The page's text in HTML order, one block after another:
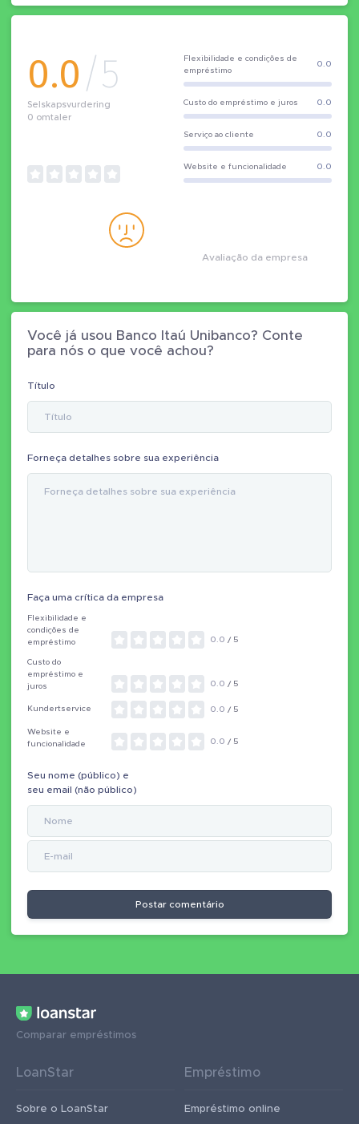
0.0/5
Selskapsvurdering
0 omtaler
Flexibilidade e condições de
empréstimo
0.0
Custo do empréstimo e juros 0.0
Serviço ao cliente 0.0
Website e funcionalidade 0.0
Avaliação da empresa
Você já usou Banco Itaú Unibanco? Conte
para nós o que você achou?
Título
Forneça detalhes sobre sua experiência
Faça uma crítica da empresa
Flexibilidade e
condições de
empréstimo
0.0 / 5
Custo do
empréstimo e
juros
0.0 / 5
Kundertservice 0.0 / 5
Website e
funcionalidade
0.0 / 5
Seu nome (público) e
seu email (não público)
Postar comentário
Comparar empréstimos
LoanStar
Sobre o LoanStar
Empréstimo
Empréstimo online